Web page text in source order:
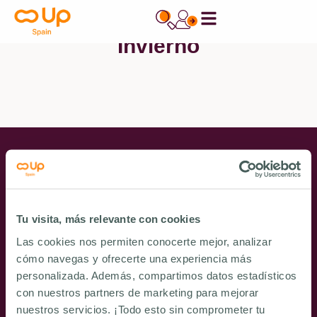
Tu visita, más relevante con cookies
Las cookies nos permiten conocerte mejor, analizar
cómo navegas y ofrecerte una experiencia más
personalizada. Además, compartimos datos estadísticos
con nuestros partners de marketing para mejorar
nuestros servicios. ¡Todo esto sin comprometer tu
contenido
Invierno
POLÍTICA DE PRIVACIDAD
CANAL ÉTICO
Una implantación internacional
¿Ya eres cliente?
Contacta con nuestro equipo